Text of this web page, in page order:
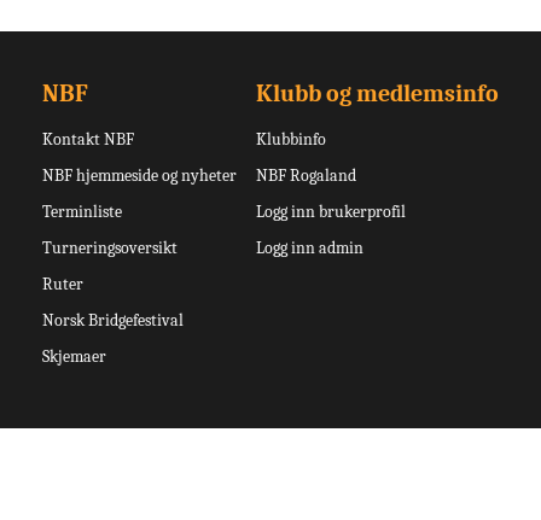
NBF
Kontakt NBF
NBF hjemmeside og nyheter
Terminliste
Turneringsoversikt
Ruter
Norsk Bridgefestival
Skjemaer
Klubb og medlemsinfo
Klubbinfo
NBF Rogaland
Logg inn brukerprofil
Logg inn admin